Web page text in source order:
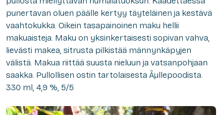
punertavan oluen päälle kertyy täyteläinen ja kestävä
vaahtokukka. Oikein tasapainoinen maku hellii
makuaisteja. Maku on yksinkertaisesti sopivan vahva,
lievästi makea, sitrusta pilkistää männynkäpyjen
välistä. Makua riittää suusta nieluun ja vatsanpohjaan
saakka. Pullollisen ostin tartolaisesta Ãµllepoodista.
330 ml, 4,9 %, 5/5